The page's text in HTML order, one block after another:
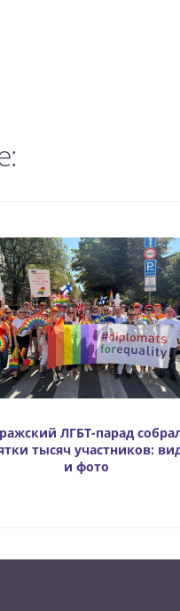
ЛГБТ-парад
тысяч участников:
и фото